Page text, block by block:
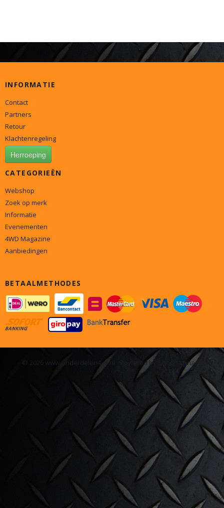
INFORMATIE
Contact
Partners
Retour
Klachtenregeling
Herroeping
CATEGORIEËN
Webshop
Zoek op merk
Informatie
Evenementen
4WD Magazine
Aanbiedingen
BETAALMETHODES
© 2026 www.onderdelen4x4.nl - Powered by Shoppagina.nl